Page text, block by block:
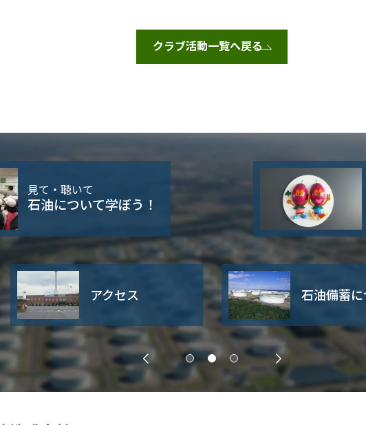
クラブ活動一覧へ戻る
見て・聴いて
石油について学ぼう！
アクセス 石油備蓄に